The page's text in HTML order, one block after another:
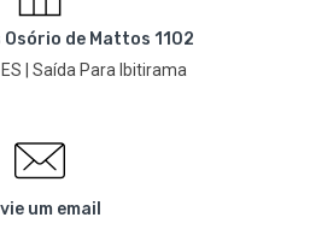
de Mattos 1102
| Saída Para Ibitirama
um email